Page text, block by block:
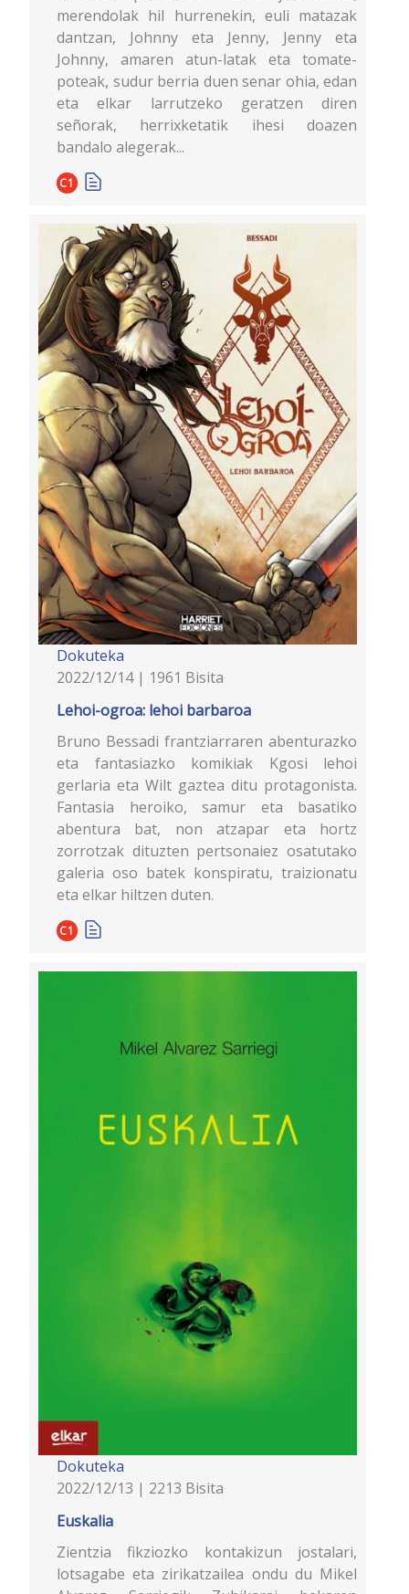
merendolak hil hurrenekin, euli matazak
dantzan, Johnny eta Jenny, Jenny eta
Johnny, amaren atun-latak eta tomate-
poteak, sudur berria duen senar ohia, edan
eta elkar larrutzeko geratzen diren
señorak, herrixketatik ihesi doazen
bandalo alegerak...
C1
Dokuteka
2022/12/14 | 1961 Bisita
Lehoi-ogroa: lehoi barbaroa
Bruno Bessadi frantziarraren abenturazko
eta fantasiazko komikiak Kgosi lehoi
gerlaria eta Wilt gaztea ditu protagonista.
Fantasia heroiko, samur eta basatiko
abentura bat, non atzapar eta hortz
zorrotzak dituzten pertsonaiez osatutako
galeria oso batek konspiratu, traizionatu
eta elkar hiltzen duten.
C1
Dokuteka
2022/12/13 | 2213 Bisita
Euskalia
Zientzia fikziozko kontakizun jostalari,
lotsagabe eta zirikatzailea ondu du Mikel